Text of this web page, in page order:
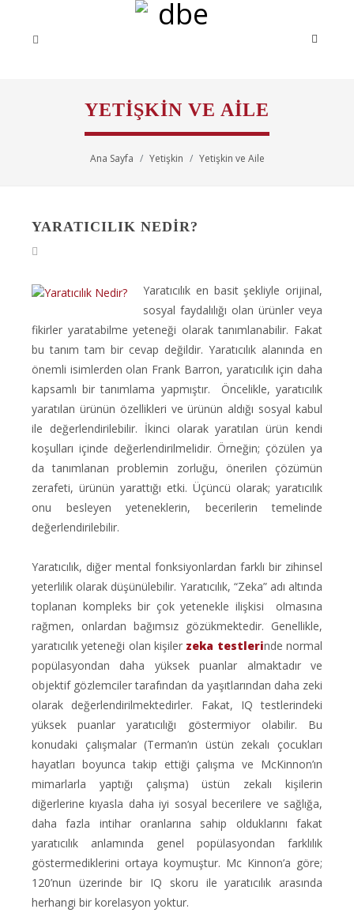
YETIŞKIN VE AILE
Ana Sayfa Yetişkin Yetişkin ve Aile
YARATICILIK NEDIR?
Yaratıcılık en basit şekliyle orijinal,
sosyal faydalılığı olan ürünler veya
fikirler yaratabilme yeteneği olarak tanımlanabilir. Fakat
bu tanım tam bir cevap değildir. Yaratıcılık alanında en
önemli isimlerden olan Frank Barron, yaratıcılık için daha
kapsamlı bir tanımlama yapmıştır. Öncelikle, yaratıcılık
yaratılan ürünün özellikleri ve ürünün aldığı sosyal kabul
ile değerlendirilebilir. İkinci olarak yaratılan ürün kendi
koşulları içinde değerlendirilmelidir. Örneğin; çözülen ya
da tanımlanan problemin zorluğu, önerilen çözümün
zerafeti, ürünün yarattığı etki. Üçüncü olarak; yaratıcılık
onu besleyen yeteneklerin, becerilerin temelinde
değerlendirilebilir.
Yaratıcılık, diğer mental fonksiyonlardan farklı bir zihinsel
yeterlilik olarak düşünülebilir. Yaratıcılık, “Zeka” adı altında
toplanan kompleks bir çok yetenekle ilişkisi olmasına
rağmen, onlardan bağımsız gözükmektedir. Genellikle,
yaratıcılık yeteneği olan kişiler zeka testlerinde normal
popülasyondan daha yüksek puanlar almaktadır ve
objektif gözlemciler tarafından da yaşıtlarından daha zeki
olarak değerlendirilmektedirler. Fakat, IQ testlerindeki
yüksek puanlar yaratıcılığı göstermiyor olabilir. Bu
konudaki çalışmalar (Terman’ın üstün zekalı çocukları
hayatları boyunca takip ettiği çalışma ve McKinnon’ın
mimarlarla yaptığı çalışma) üstün zekalı kişilerin
diğerlerine kıyasla daha iyi sosyal becerilere ve sağlığa,
daha fazla intihar oranlarına sahip olduklarını fakat
yaratıcılık anlamında genel popülasyondan farklılık
göstermediklerini ortaya koymuştur. Mc Kinnon’a göre;
120’nun üzerinde bir IQ skoru ile yaratıcılık arasında
herhangi bir korelasyon yoktur.